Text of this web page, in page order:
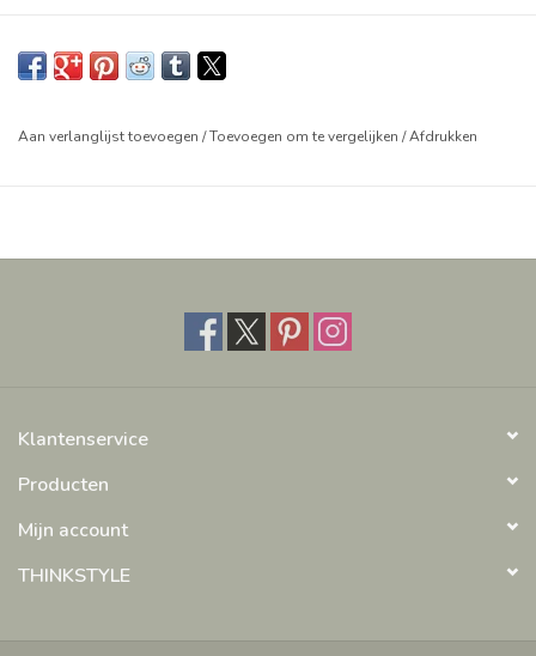
Aan verlanglijst toevoegen /Toevoegen om te vergelijken /Afdrukken
Klantenservice
Producten
Mijn account
THINKSTYLE